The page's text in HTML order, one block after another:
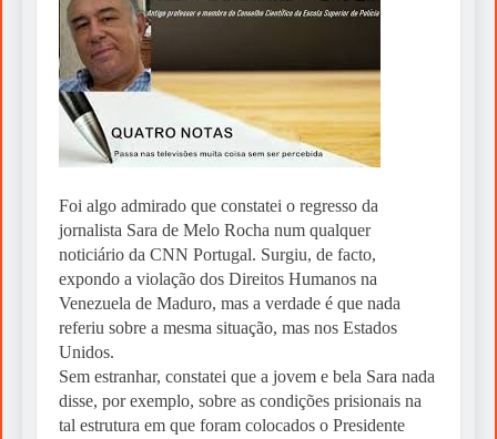
Foi algo admirado que constatei o regresso da
jornalista Sara de Melo Rocha num qualquer
noticiário da CNN Portugal. Surgiu, de facto,
expondo a violação dos Direitos Humanos na
Venezuela de Maduro, mas a verdade é que nada
referiu sobre a mesma situação, mas nos Estados
Unidos.
Sem estranhar, constatei que a jovem e bela Sara nada
disse, por exemplo, sobre as condições prisionais na
tal estrutura em que foram colocados o Presidente